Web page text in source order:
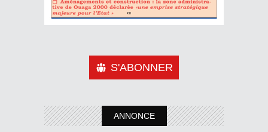
S'ABONNER
ANNONCE